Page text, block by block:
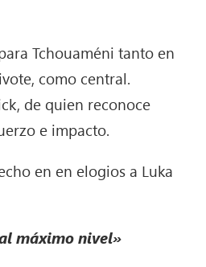
Tchouaméni tanto en
como central.
de quien reconoce
e impacto.
en en elogios a Luka
máximo nivel»